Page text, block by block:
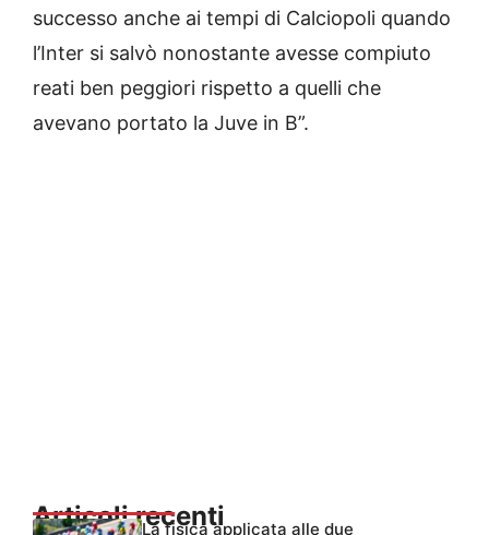
successo anche ai tempi di Calciopoli quando
l’Inter si salvò nonostante avesse compiuto
reati ben peggiori rispetto a quelli che
avevano portato la Juve in B”.
Articoli recentiLa fisica applicata alle due